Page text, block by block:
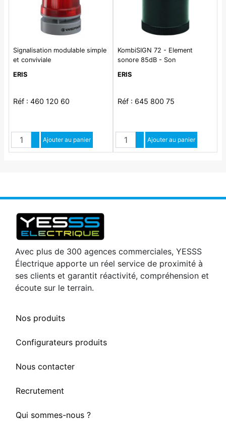
Signalisation modulable simple
et conviviale
ERIS
Réf : 460 120 60
QuantitéAugmenter quantité
Diminuer quantité
Ajouter au panier
KombiSIGN 72 - Element
sonore 85dB - Son
ERIS
Réf : 645 800 75
QuantitéAugmenter quantité
Diminuer quantité
Ajouter au panier
Avec plus de 300 agences commerciales, YESSS
Électrique apporte un réel service de proximité à
ses clients et garantit réactivité, compréhension et
écoute sur le terrain.
Nos produits
Configurateurs produits
Nous contacter
Recrutement
Qui sommes-nous ?